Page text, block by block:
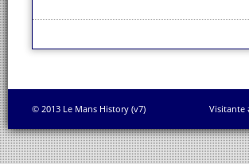
© 2013 Le Mans History (v7) Visitante